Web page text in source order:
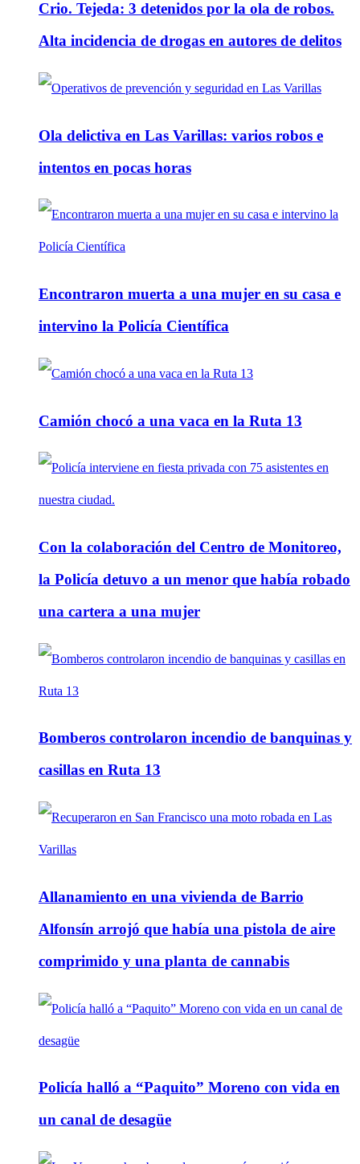
Crio. Tejeda: 3 detenidos por la ola de robos.
Alta incidencia de drogas en autores de delitos
Ola delictiva en Las Varillas: varios robos e
intentos en pocas horas
Encontraron muerta a una mujer en su casa e
intervino la Policía Científica
Camión chocó a una vaca en la Ruta 13
Con la colaboración del Centro de Monitoreo,
la Policía detuvo a un menor que había robado
una cartera a una mujer
Bomberos controlaron incendio de banquinas y
casillas en Ruta 13
Allanamiento en una vivienda de Barrio
Alfonsín arrojó que había una pistola de aire
comprimido y una planta de cannabis
Policía halló a “Paquito” Moreno con vida en
un canal de desagüe